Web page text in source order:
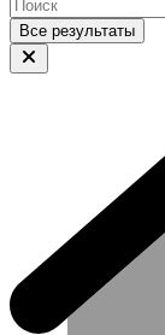
Все результаты